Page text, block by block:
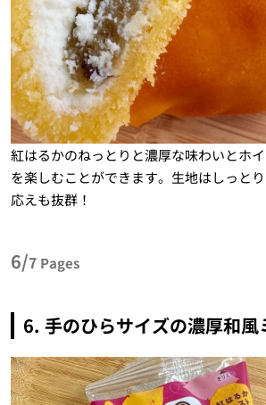
紅はるかのねっとりと濃厚な味わいとホ
を楽しむことができます。生地はしっと
応えも抜群！
6/7 Pages
6. 手のひらサイズの濃厚和風